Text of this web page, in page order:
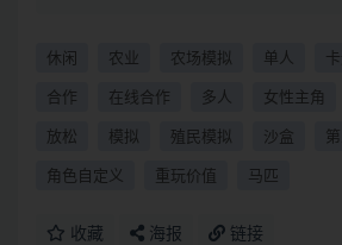
休闲 农业 农场模拟 单人
合作 在线合作 多人 女性主角
放松 模拟 殖民模拟 沙盒
角色自定义 重玩价值 马匹
收藏 海报 链接